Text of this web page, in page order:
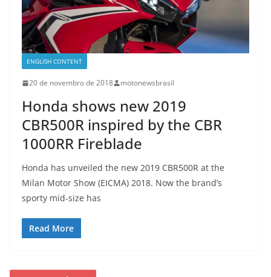
ENGLISH CONTENT
20 de novembro de 2018 motonewsbrasil
Honda shows new 2019
CBR500R inspired by the CBR
1000RR Fireblade
Honda has unveiled the new 2019 CBR500R at the
Milan Motor Show (EICMA) 2018. Now the brand’s
sporty mid-size has
Read More